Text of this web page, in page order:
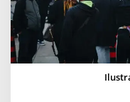
i
P
e